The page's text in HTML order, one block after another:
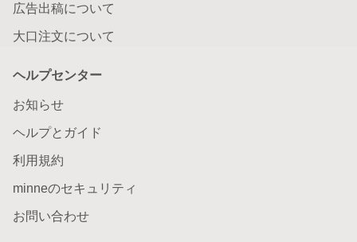
広告出稿について
大口注文について
ヘルプセンター
お知らせ
ヘルプとガイド
利用規約
minneのセキュリティ
お問い合わせ